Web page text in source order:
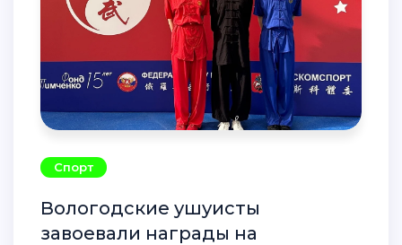
Спорт
Вологодские ушуисты
завоевали награды на